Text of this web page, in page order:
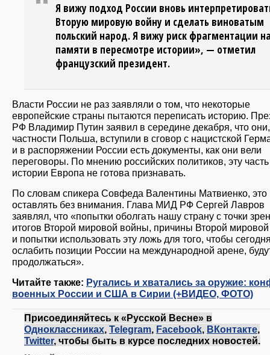
Я вижу подход России вновь
Вторую мировую войну и сделать виноватым
польский народ. Я вижу риск фрагментации
памяти в пересмотре истории», — отметил
французский президент.
Власти России не раз заявляли о том, что некоторые
европейские страны пытаются переписать историю.
РФ Владимир Путин заявил в середине декабря, что
частности Польша, вступили в сговор с нацистской
и в распоряжении России есть документы, как они вели
переговоры. По мнению российских политиков, эту
истории Европа не готова признавать.
По словам спикера Совфеда Валентины Матвиенко, это
оставлять без внимания. Глава МИД РФ Сергей Лавров
заявлял, что «попытки оболгать нашу страну с точки
итогов Второй мировой войны, причины Второй
и попытки использовать эту ложь для того, чтобы
ослабить позиции России на международной арене,
продолжаться».
Читайте также: Ругались и хватались за оружие:
военных России и США в Сирии (+ВИДЕО, ФОТО)
Присоединяйтесь к «Русской Весне» в
Одноклассниках, Telegram, Facebook, ВКонтакте,
Twitter, чтобы быть в курсе последних новостей.